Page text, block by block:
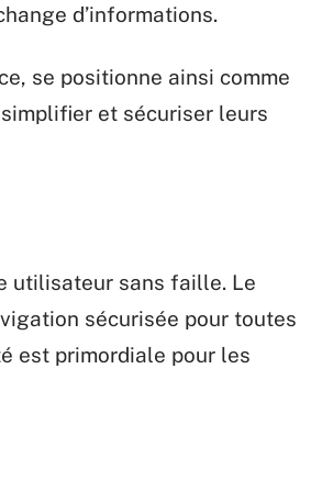
d’informations.
se positionne ainsi comme
et sécuriser leurs
utilisateur sans faille. Le
sécurisée pour toutes
est primordiale pour les